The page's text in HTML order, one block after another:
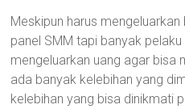
Meskipun harus
panel SMM tapi banyak
mengeluarkan uang agar bisa
ada banyak kelebihan yang
kelebihan yang bisa dinikmati